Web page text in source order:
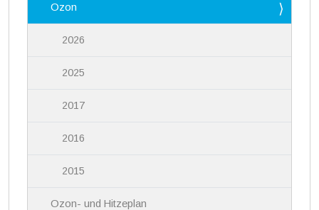
Ozon
2026
2025
2017
2016
2015
Ozon- und Hitzeplan